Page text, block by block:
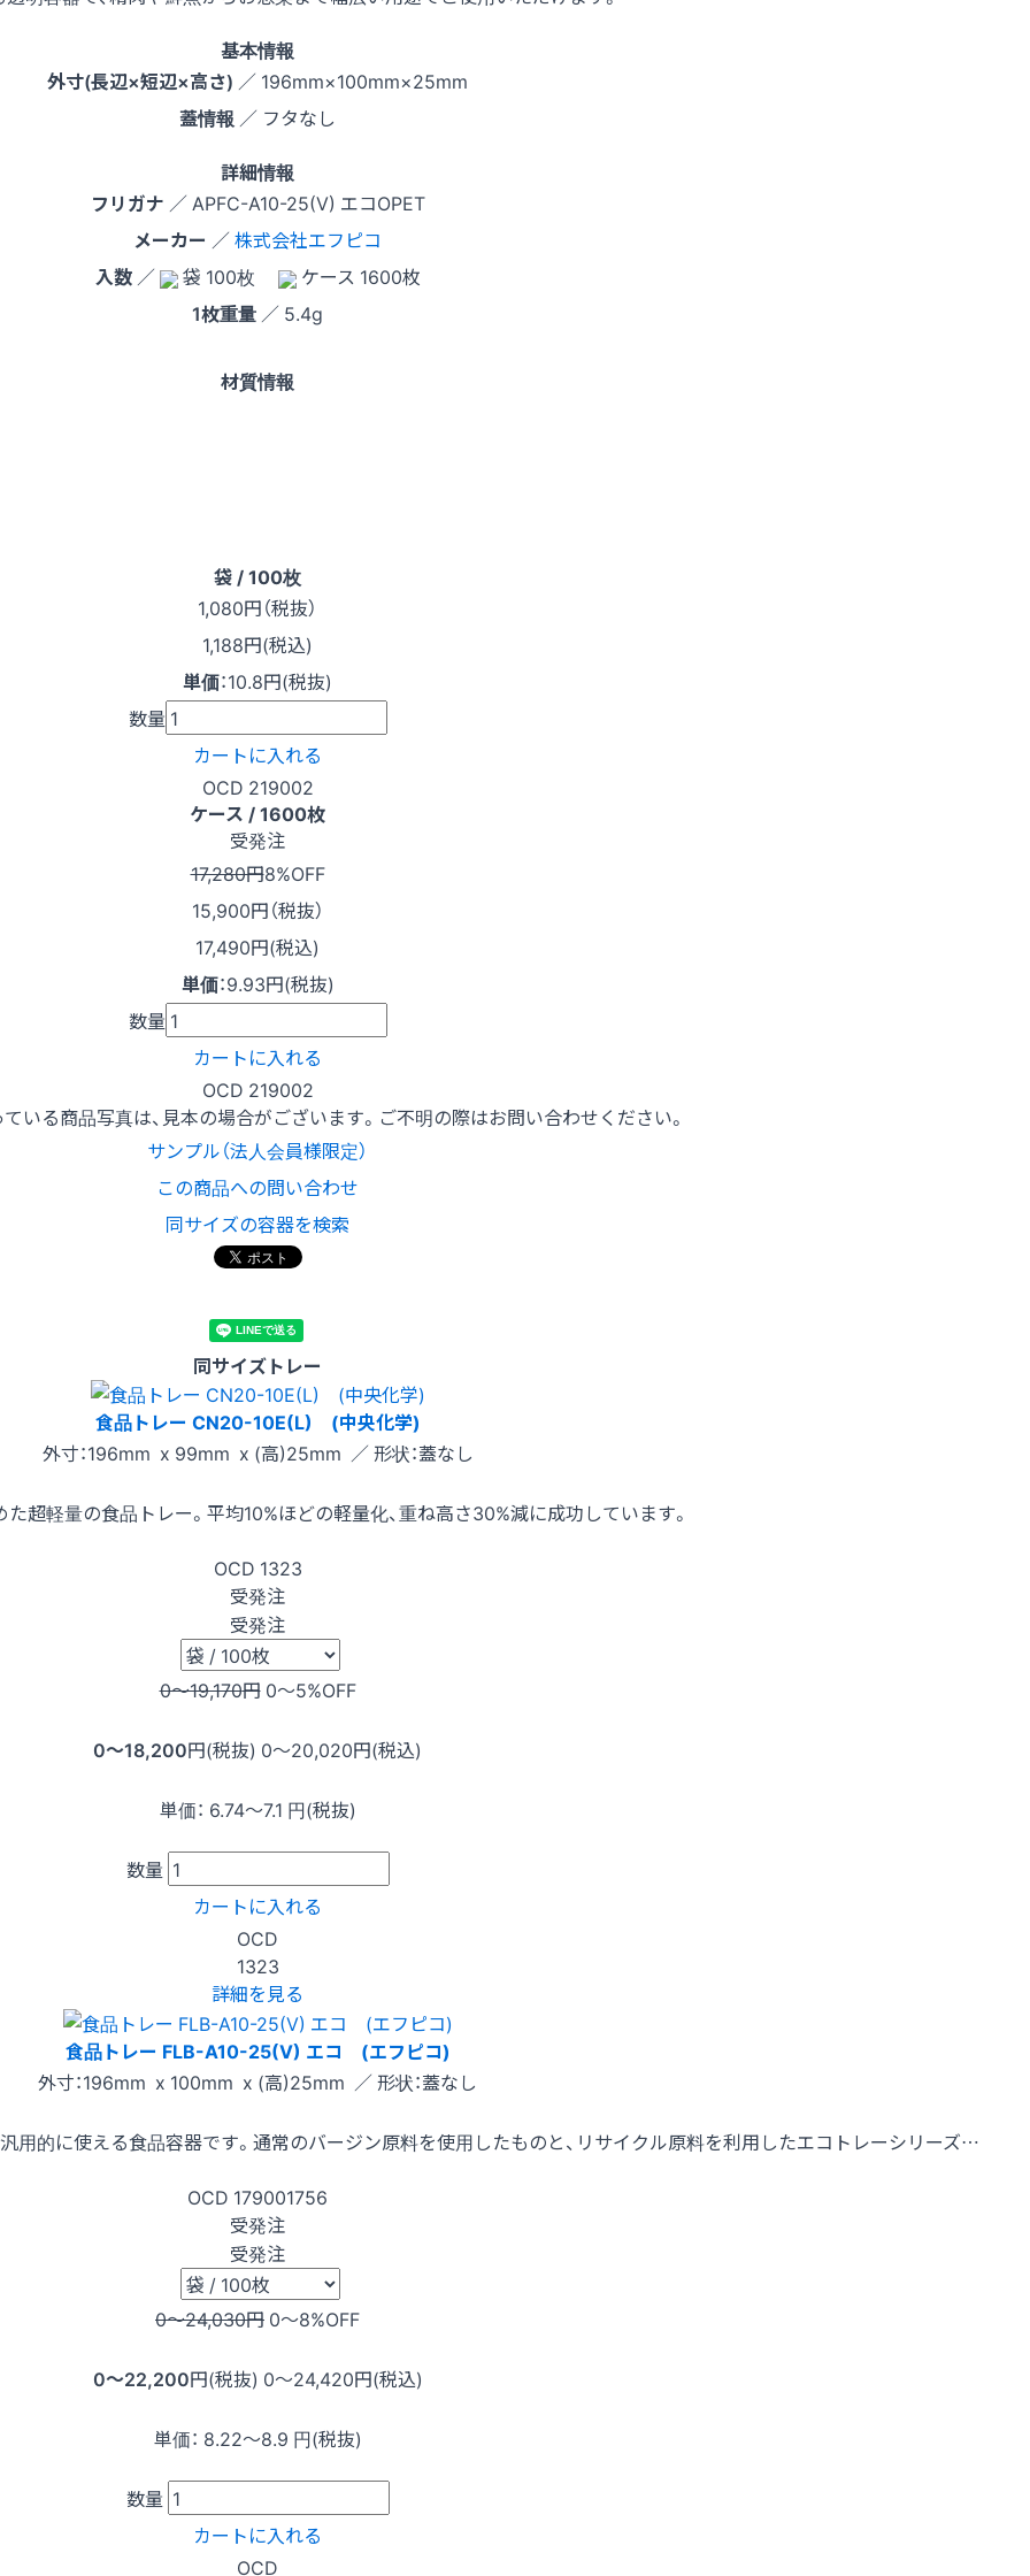
基本情報
外寸(長辺×短辺×高さ) ／ 196mm×100mm×25mm
蓋情報 ／ フタなし
詳細情報
フリガナ ／ APFC-A10-25(V) エコOPET
メーカー ／株式会社エフピコ
入数／ 袋 100枚
ケース 1600枚
1枚重量 ／ 5.4g
材質情報
袋 / 100枚
1,080円（税抜）
1,188円(税込)
単価：10.8円(税抜)
数量
カートに入れる
OCD 219002
ケース / 1600枚
受発注
17,280円8%OFF
15,900円（税抜）
17,490円(税込)
単価：9.93円(税抜)
数量
カートに入れる
OCD 219002
いる商品写真は、見本の場合がございます。ご不明の際はお問い合わせください。
サンプル（法人会員様限定）
この商品への問い合わせ
同サイズの容器を検索
同サイズトレー
食品トレー CN20-10E(L) (中央化学)
外寸：196mm x 99mm x (高)25mm ／ 形状：蓋なし
超軽量の食品トレー。平均10%ほどの軽量化、重ね高さ30%減に成功しています。
OCD 1323
受発注
受発注
0〜19,170円 0〜5%OFF
0〜18,200円(税抜) 0〜20,020円(税込)
単価： 6.74〜7.1 円(税抜)
数量
カートに入れる
OCD
1323
詳細を見る
食品トレー FLB-A10-25(V) エコ (エフピコ)
外寸：196mm x 100mm x (高)25mm ／ 形状：蓋なし
用的に使える食品容器です。通常のバージン原料を使用したものと、リサイクル原料を利用したエコトレーシリーズ…
OCD 179001756
受発注
受発注
0〜24,030円 0〜8%OFF
0〜22,200円(税抜) 0〜24,420円(税込)
単価： 8.22〜8.9 円(税抜)
数量
カートに入れる
OCD